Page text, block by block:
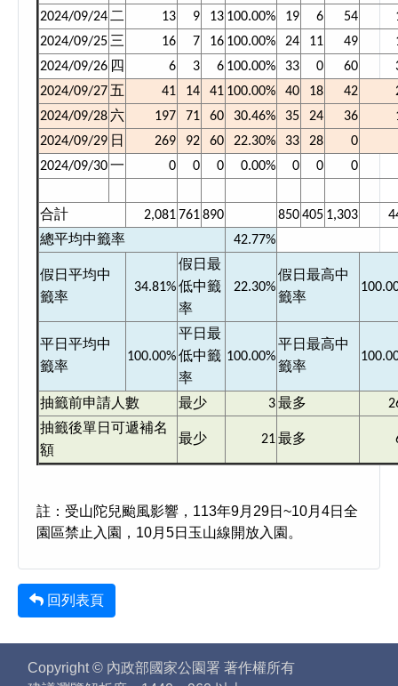
2024/09/24二 13 9 13 100.00% 19 6 54
2024/09/25三 16 7 16 100.00% 24 11 49
2024/09/26 四 6 3 6 100.00% 33 0 60
2024/09/27 五 41 14 41 100.00% 40 18 42
2024/09/28 六 197 71 60 30.46% 35 24 36
2024/09/29 日 269 92 60 22.30% 33 28
0
2024/09/30一 0 0 0 0.00% 0 0 0
合計 2,081 761890 850405 1,303
總平均中籤率
42.77%
假日平均中
籤率
34.81%
假日最
低中籤
率
22.30%
假日最高中
籤率
平日平均中
籤率
100.00%
平日最
低中籤
率
100.00%
平日最高中
籤率
抽籤前申請人數 最少 3最多
抽籤後單日可遞補名
額
最少 21最多
註：受山陀兒颱風影響，113年9月29日~10月4日全
園區禁止入園，10月5日玉山線開放入園。
回列表頁
Copyright © 內政部國家公園署 著作權所有